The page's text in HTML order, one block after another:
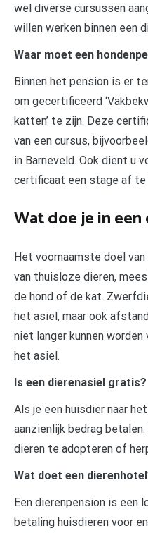
wel diverse cursussen
willen werken binnen een
Waar moet een
Binnen het pension is er
om gecertificeerd
katten’ te zijn. Deze
van een cursus,
in Barneveld. Ook dient u
certificaat een stage af te
Wat doe je in
Het voornaamste doel
van thuisloze dieren,
de hond of de kat.
het asiel, maar ook
niet langer kunnen
het asiel.
Is een dierenasiel gratis?
Als je een huisdier naar
aanzienlijk bedrag
dieren te adopteren of
Wat doet een
Een dierenpension is een
betaling huisdieren voor